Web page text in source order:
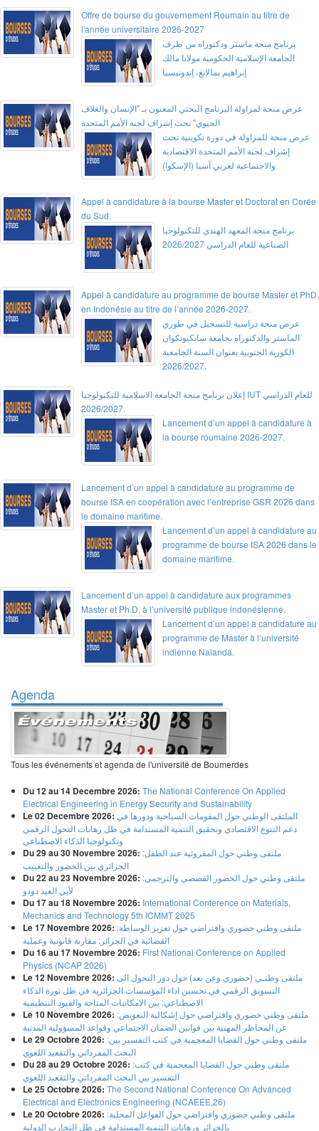
Offre de bourse du gouvernement Roumain au titre de
l'année universitaire 2026-2027
برنامج منحة ماستر ودكتوراه من طرف
الجامعة الإسلامية الحكومية مولانا مالك
إبراهيم بمالانغ، إندونيسيا
عرض منحة لمزاولة البرنامج البحثي المعنون بـ "الإنسان والغلاف
الحيوي" تحت إشراف لجنة الأمم المتحدة
عرض منحة للمزاولة في دورة تكوينية تحت
إشراف لجنة الأمم المتحدة الاقتصادية
والاجتماعية لغربي آسيا (الإسكوا)
Appel à candidature à la bourse Master et Doctorat en Corée
du Sud.
برنامج منحة المعهد الهندي للتكنولوجيا
الصناعية للعام الدراسي 2026/2027
Appel à candidature au programme de bourse Master et PhD.
en Indonésie au titre de l’année 2026-2027.
عرض منحة دراسية للتسجيل في طوري
الماستر والدكتوراه بجامعة سانكيونكوان
الكورية الجنوبية بعنوان السنة الجامعية
2026/2027.
إعلان برنامج منحة الجامعة الاسلامية للتكنولوجيا IUT للعام الدراسي
2026/2027.
Lancement d’un appel à candidature à
la bourse roumaine 2026-2027.
Lancement d’un appel à candidature au programme de
bourse ISA en coopération avec l’entreprise GSR 2026 dans
le domaine maritime.
Lancement d’un appel à candidature au
programme de bourse ISA 2026 dans le
domaine maritime.
Lancement d’un appel à candidature aux programmes
Master et Ph.D. à l’université publique indonésienne.
Lancement d’un appel à candidature au
programme de Master à l’université
indienne Nalanda.
Agenda
Tous les événements et agenda de l'université de Boumerdes
Du 12 au 14 Decembre 2026: The National Conference On Applied
Electrical Engineering in Energy Security and Sustainability
Le 02 Decembre 2026:
دعم التنوع الاقتصادي وتحقيق التنمية المستدامة في ظل رهانات التحول الرقمي
وتكنولوجيا الذكاء الاصطناعي
Du 29 au 30 Novembre 2026: :ملتقى وطني حول المقروئية عند الطفل
الجزائري بين الحضور والتغييب
Du 22 au 23 Novembre 2026: :ملتقى وطني حول الحضور القصصي والترجمي
لأبي العيد دودو
Du 17 au 18 Novembre 2026: International Conference on Materials,
Mechanics and Technology 5th ICMMT 2025
Le 17 Novembre 2026: :ملتقى وطني حضوري وافتراضي حول تعزيز الوساطة
القضائية في الجزائر: مقاربة قانونية وعملية
Du 16 au 17 Novembre 2026: First National Conference on Applied
Physics (NCAP 2026)
Le 12 Novembre 2026:
التسويق الرقمي في تحسين اداء المؤسسات الجزائرية في ظل ثورة الذكاء
الاصطناعي: بين الامكانيات المتاحة والقيود التنظيمية
Le 10 Novembre 2026: :ملتقى وطني حضوري وافتراضي حول إشكالية التعويض
عن المخاطر المهنية بين قوانين الضمان الاجتماعي وقواعد المسؤولية المدنية
Le 29 Octobre 2026: :ملتقى وطني حول القضايا المعجمية في كتب التفسير بين
البحث المفرداتي والتقعيد اللغوي
Du 28 au 29 Octobre 2026: :ملتقى وطني حول القضايا المعجمية في كتب
التفسير بين البحث المفرداتي والتقعيد اللغوي
Le 25 Octobre 2026: The Second National Conference On Advanced
Electrical and Electronics Engineering (NCAEEE,26)
Le 20 Octobre 2026: :ملتقى وطني حضوري وافتراضي حول الفواعل المحلية
بالجزائر ورهانات التنمية المستدامة في ظل التجارب الدولية